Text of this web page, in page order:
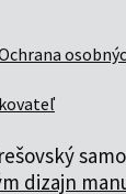
dizajn